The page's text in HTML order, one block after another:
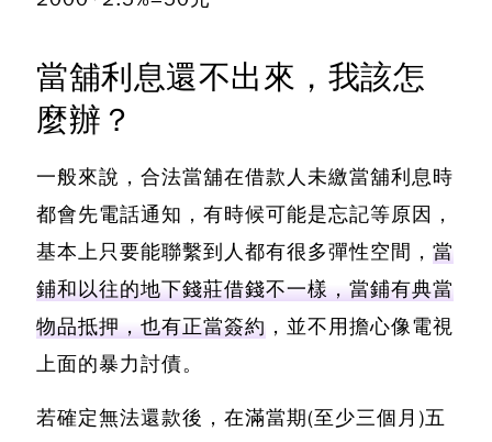
當舖利息還不出來，我該怎
麼辦？
一般來說， 合法當舖在借款人未繳當舖利息時
都會先電話通知 ，有時候可能是忘記等原因，
基本上只要能聯繫到人都有很多彈性空間， 當
鋪和以往的地下錢莊借錢不一樣，當鋪有典當
物品抵押，也有正當簽約 ，並不用擔心像電視
上面的暴力討債。
若確定無法還款後，在滿當期(至少三個月)五